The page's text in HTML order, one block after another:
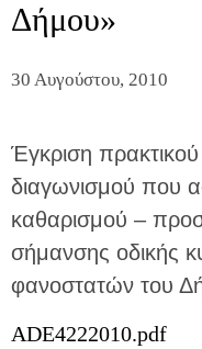
Δήμου»
30 Αυγούστου, 2010
Έγκριση
διαγωνισμού που
καθαρισμού –
σήμανσης οδικής
φανοστατών του
ADE4222010.pdf